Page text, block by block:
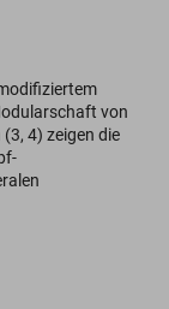
von
4) zeigen die